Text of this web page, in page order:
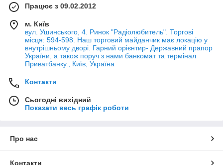
Працює з 09.02.2012
м. Київ
вул. Ушинського, 4. Ринок "Радіолюбитель". Торгові
місця: 594-598. Наш торговий майданчик має локацію у
внутрішньому дворі. Гарний орієнтир- Державний прапор
України, а також поруч з нами банкомат та термінал
Приватбанку., Київ, Україна
Контакти
Сьогодні вихідний
Показати весь графік роботи
Про нас
Контакти